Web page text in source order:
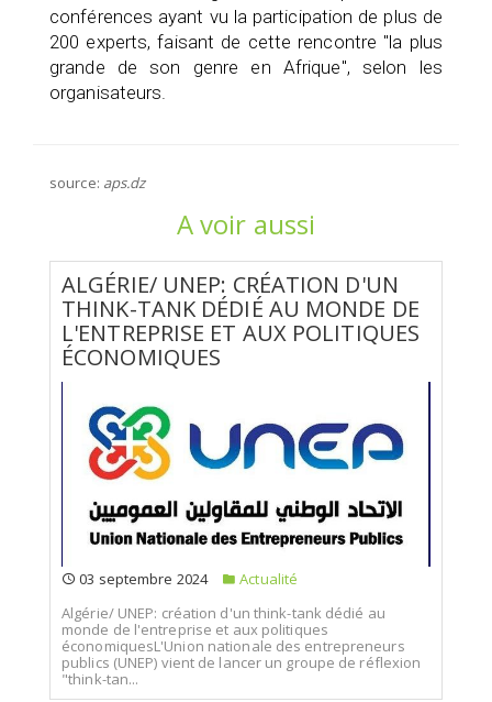
conférences ayant vu la participation de plus de
200 experts, faisant de cette rencontre "la plus
grande de son genre en Afrique", selon les
organisateurs.
source: aps.dz
A voir aussi
ALGÉRIE/ UNEP: CRÉATION D'UN
THINK-TANK DÉDIÉ AU MONDE DE
L'ENTREPRISE ET AUX POLITIQUES
ÉCONOMIQUES
03 septembre 2024
Actualité
Algérie/ UNEP: création d'un think-tank dédié au
monde de l'entreprise et aux politiques
économiquesL'Union nationale des entrepreneurs
publics (UNEP) vient de lancer un groupe de réflexion
"think-tan...